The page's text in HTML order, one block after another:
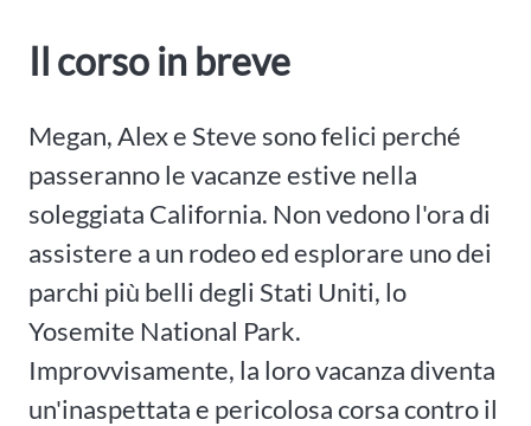
Il corso in breve
Megan, Alex e Steve sono felici perché
passeranno le vacanze estive nella
soleggiata California. Non vedono l'ora di
assistere a un rodeo ed esplorare uno dei
parchi più belli degli Stati Uniti, lo
Yosemite National Park.
Improvvisamente, la loro vacanza diventa
un'inaspettata e pericolosa corsa contro il